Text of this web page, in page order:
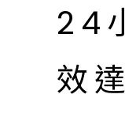
24
效